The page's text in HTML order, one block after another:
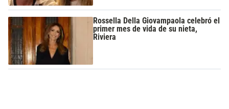
Rossella Della Giovampaola celebró el
primer mes de vida de su nieta,
Riviera